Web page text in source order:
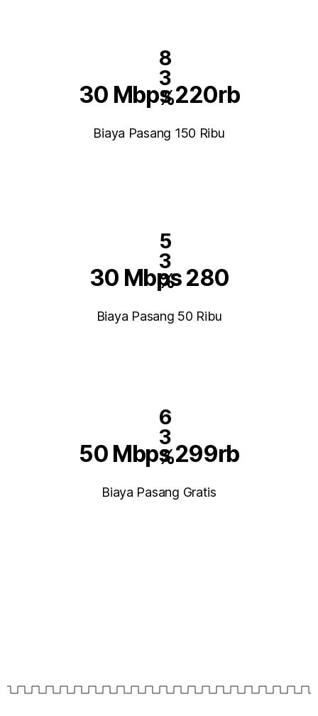
8
3
%
30 Mbps 220rb
Biaya Pasang 150 Ribu
5
3
%
30 Mbps 280
Biaya Pasang 50 Ribu
6
3
%
50 Mbps 299rb
Biaya Pasang Gratis